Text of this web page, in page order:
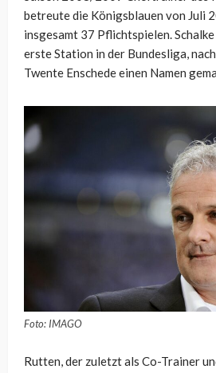
betreute die Königsblauen von Juli
insgesamt 37 Pflichtspielen.
erste Station in der Bundesliga,
Twente Enschede einen Namen
Foto: IMAGO
Rutten, der zuletzt als Co-Trainer